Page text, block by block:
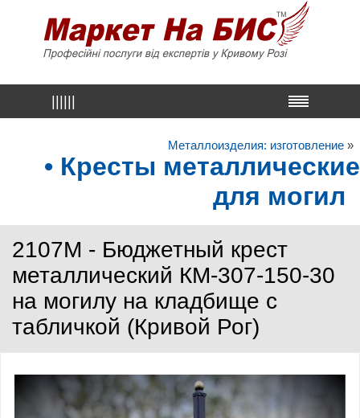
Металлоизделия: изготовление »
• Кресты металлические
для могил
2107M - Бюджетный крест
металлический КМ-307-150-30
на могилу на кладбище с
табличкой (Кривой Рог)